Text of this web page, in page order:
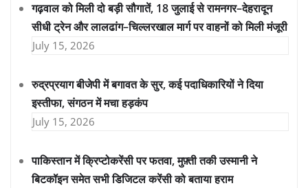
गढ़वाल को मिली दो बड़ी सौगातें, 18 जुलाई से रामनगर–देहरादून
सीधी ट्रेन और लालढांग–चिल्लरखाल मार्ग पर वाहनों को मिली मंजूरी
July 15, 2026
रुद्रप्रयाग बीजेपी में बगावत के सुर, कई पदाधिकारियों ने दिया
इस्तीफा, संगठन में मचा हड़कंप
July 15, 2026
पाकिस्तान में क्रिप्टोकरेंसी पर फतवा, मुफ़्ती तकी उस्मानी ने
बिटकॉइन समेत सभी डिजिटल करेंसी को बताया हराम